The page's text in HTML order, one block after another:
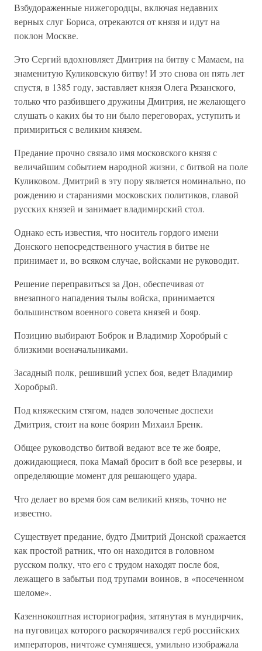
Взбудораженные нижегородцы, включая недавних
верных слуг Бориса, отрекаются от князя и идут на
поклон Москве.
Это Сергий вдохновляет Дмитрия на битву с Мамаем, на
знаменитую Куликовскую битву! И это снова он пять лет
спустя, в 1385 году, заставляет князя Олега Рязанского,
только что разбившего дружины Дмитрия, не желающего
слушать о каких бы то ни было переговорах, уступить и
примириться с великим князем.
Предание прочно связало имя московского князя с
величайшим событием народной жизни, с битвой на поле
Куликовом. Дмитрий в эту пору является номинально, по
рождению и стараниями московских политиков, главой
русских князей и занимает владимирский стол.
Однако есть известия, что носитель гордого имени
Донского непосредственного участия в битве не
принимает и, во всяком случае, войсками не руководит.
Решение переправиться за Дон, обеспечивая от
внезапного нападения тылы войска, принимается
большинством военного совета князей и бояр.
Позицию выбирают Боброк и Владимир Хоробрый с
близкими военачальниками.
Засадный полк, решивший успех боя, ведет Владимир
Хоробрый.
Под княжеским стягом, надев золоченые доспехи
Дмитрия, стоит на коне боярин Михаил Бренк.
Общее руководство битвой ведают все те же бояре,
дожидающиеся, пока Мамай бросит в бой все резервы, и
определяющие момент для решающего удара.
Что делает во время боя сам великий князь, точно не
известно.
Существует предание, будто Дмитрий Донской сражается
как простой ратник, что он находится в головном
русском полку, что его с трудом находят после боя,
лежащего в забытьи под трупами воинов, в «посеченном
шеломе».
Казеннокоштная историография, затянутая в мундирчик,
на пуговицах которого раскорячивался герб российских
императоров, ничтоже сумняшеся, умильно изображала